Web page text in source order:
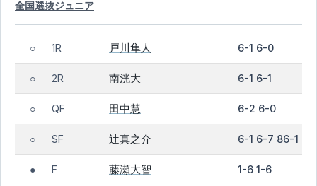
全国選抜ジュニア
○ 1R 戸川隼人 6-1 6-0
○ 2R 南洸大 6-1 6-1
○ QF 田中慧 6-2 6-0
○ SF 辻真之介 6-1 6-7 86-1
● F 藤瀬大智 1-6 1-6